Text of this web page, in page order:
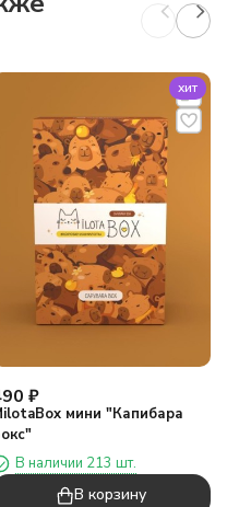
хит
₽
мини "Капибара
В наличии 213 шт.
В корзину